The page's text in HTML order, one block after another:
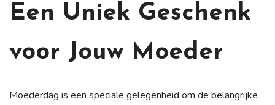
Een Uniek Geschenk
voor Jouw Moeder
Moederdag is een speciale gelegenheid om de belangrijke